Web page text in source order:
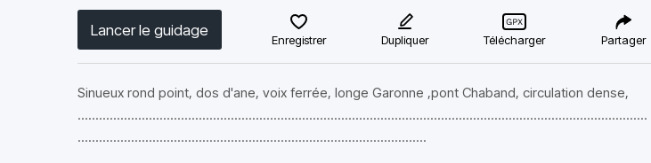
Lancer le guidage
Enregistrer Dupliquer Télécharger Partager
Sinueux rond point, dos d'ane, voix ferrée, longe Garonne ,pont Chaband, circulation dense,
................................................................................................................................................................
..................................................................................................